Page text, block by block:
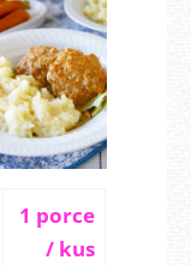
1 porce
/ kus